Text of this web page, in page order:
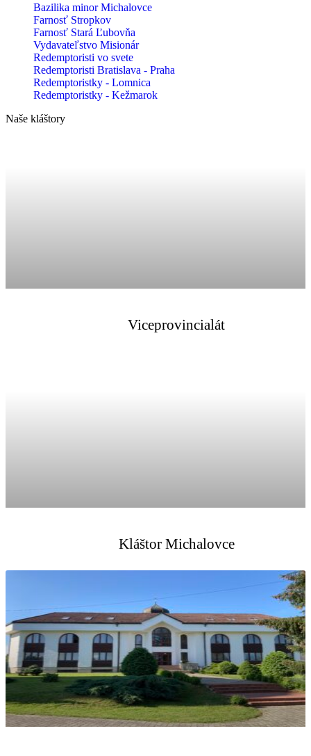
Bazilika minor Michalovce
Farnosť Stropkov
Farnosť Stará Ľubovňa
Vydavateľstvo Misionár
Redemptoristi vo svete
Redemptoristi Bratislava - Praha
Redemptoristky - Lomnica
Redemptoristky - Kežmarok
Naše kláštory
Viceprovincialát
Kláštor Michalovce